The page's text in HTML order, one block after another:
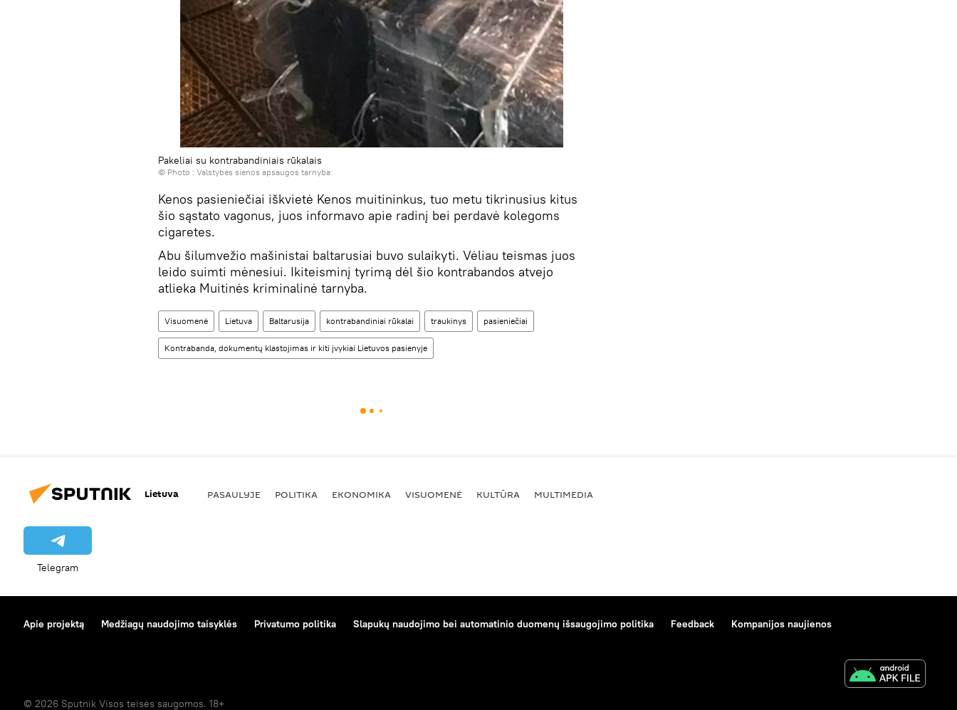
Pakeliai su kontrabandiniais rūkalais
© Photo : Valstybės sienos apsaugos tarnyba
Kenos pasieniečiai iškvietė Kenos muitininkus, tuo metu tikrinusius kitus
šio sąstato vagonus, juos informavo apie radinį bei perdavė kolegoms
cigaretes.
Abu šilumvežio mašinistai baltarusiai buvo sulaikyti. Vėliau teismas juos
leido suimti mėnesiui. Ikiteisminį tyrimą dėl šio kontrabandos atvejo
atlieka Muitinės kriminalinė tarnyba.
Visuomenė Lietuva Baltarusija kontrabandiniai rūkalai traukinys pasieniečiai
Kontrabanda, dokumentų klastojimas ir kiti įvykiai Lietuvos pasienyje
Lietuva PASAULYJE POLITIKA EKONOMIKA VISUOMENĖ KULTŪRA MULTIMEDIA
Telegram
Apie projektą Medžiagų naudojimo taisyklės Privatumo politika Slapukų naudojimo bei automatinio duomenų išsaugojimo politika Feedback Kompanijos naujienos
© 2026 Sputnik Visos teisės saugomos. 18+